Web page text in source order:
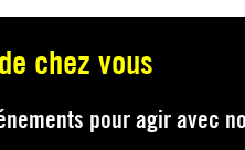
chez vous
pour agir avec